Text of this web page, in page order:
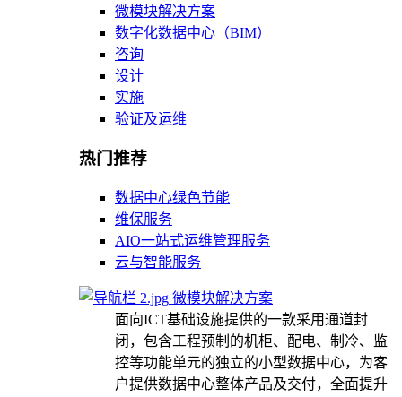
微模块解决方案
数字化数据中心（BIM）
咨询
设计
实施
验证及运维
热门推荐
数据中心绿色节能
维保服务
AIO一站式运维管理服务
云与智能服务
微模块解决方案
面向ICT基础设施提供的一款采用通道封
闭，包含工程预制的机柜、配电、制冷、监
控等功能单元的独立的小型数据中心，为客
户提供数据中心整体产品及交付，全面提升